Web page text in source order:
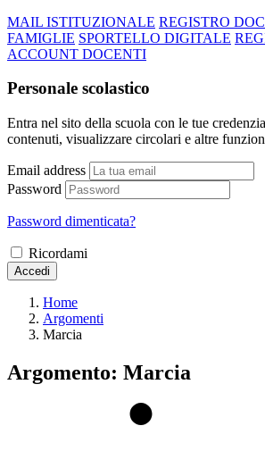
MAIL ISTITUZIONALE REGISTRO
FAMIGLIE SPORTELLO DIGITALE
ACCOUNT DOCENTI
Personale scolastico
Entra nel sito della scuola con le tue
contenuti, visualizzare circolari e altre
Email address
Password
Password dimenticata?
Ricordami
Accedi
Home
Argomenti
Marcia
Argomento: Marcia